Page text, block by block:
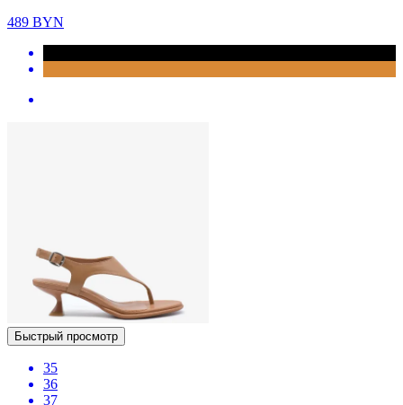
489 BYN
Быстрый просмотр
35
36
37